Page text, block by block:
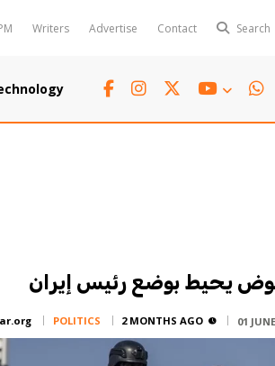
Writers Advertise Contact Search
TTV
يحيط بوضع رئيس إيران
01
2 MONTHS AGO
POLITICS